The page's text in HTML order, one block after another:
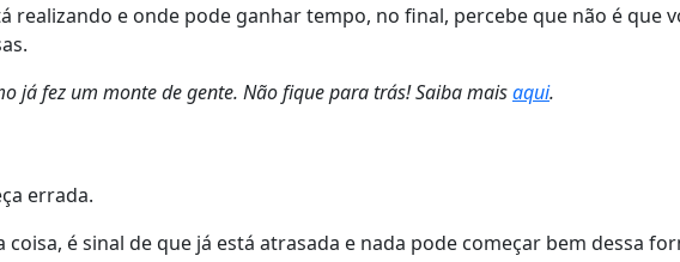
realizando e onde pode ganhar tempo, no final, percebe que não é que
já fez um monte de gente. Não fique para trás! Saiba maisaqui.
errada.
é sinal de que já está atrasada e nada pode começar bem dessa